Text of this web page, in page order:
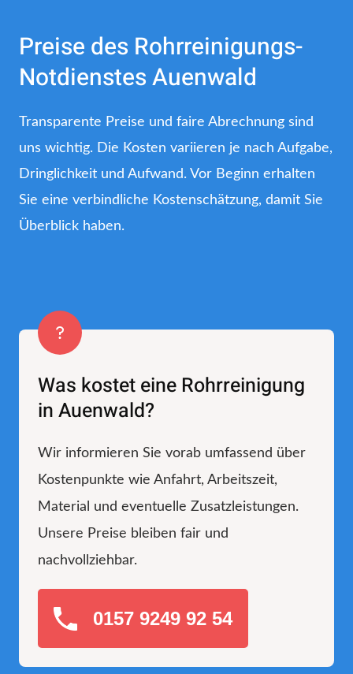
Preise des Rohrreinigungs-
Notdienstes Auenwald
Transparente Preise und faire Abrechnung sind
uns wichtig. Die Kosten variieren je nach Aufgabe,
Dringlichkeit und Aufwand. Vor Beginn erhalten
Sie eine verbindliche Kostenschätzung, damit Sie
Überblick haben.
Was kostet eine Rohrreinigung
in Auenwald?
Wir informieren Sie vorab umfassend über
Kostenpunkte wie Anfahrt, Arbeitszeit,
Material und eventuelle Zusatzleistungen.
Unsere Preise bleiben fair und
nachvollziehbar.
0157 9249 92 54